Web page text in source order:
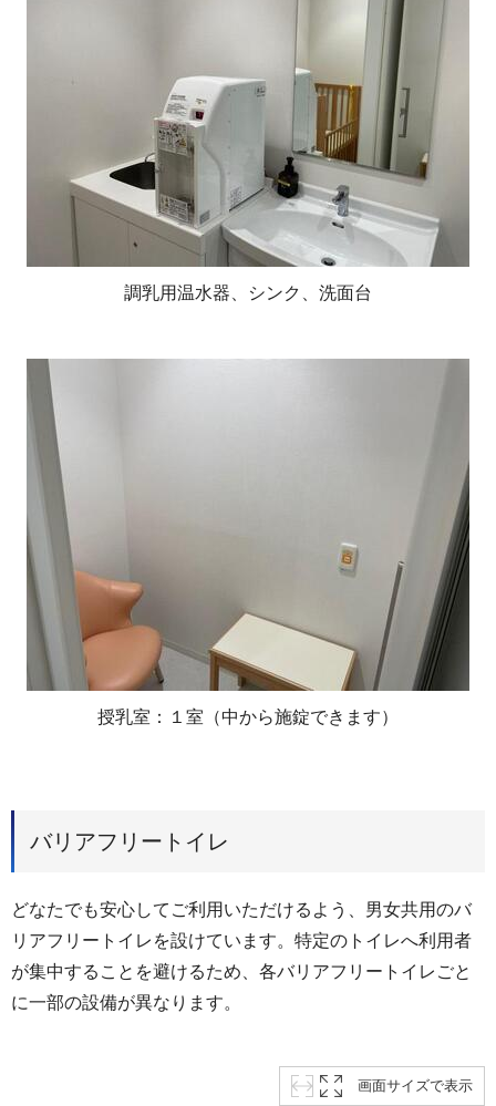
調乳用温水器、シンク、洗面台
授乳室：１室（中から施錠できます）
バリアフリートイレ
どなたでも安心してご利用いただけるよう、男女共用のバ
リアフリートイレを設けています。特定のトイレへ利用者
が集中することを避けるため、各バリアフリートイレごと
に一部の設備が異なります。
画面サイズで表示